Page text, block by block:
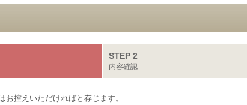
STEP 2
内容確認
お控えいただければと存じます。